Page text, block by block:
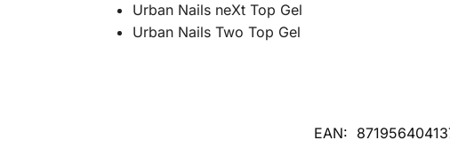
Urban Nails neXt Top Gel
Urban Nails Two Top Gel
EAN: